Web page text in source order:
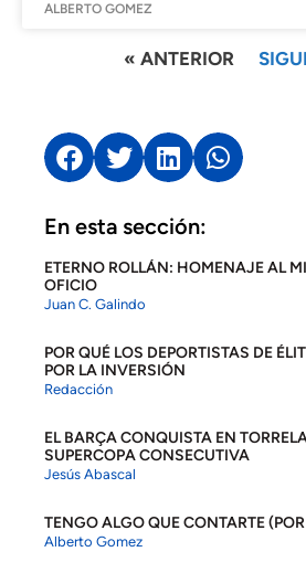
ALBERTO GOMEZ
« ANTERIOR
En esta sección:
ETERNO ROLLÁN: HOMENAJE AL
OFICIO
Juan C. Galindo
POR QUÉ LOS DEPORTISTAS DE
POR LA INVERSIÓN
Redacción
EL BARÇA CONQUISTA EN
SUPERCOPA CONSECUTIVA
Jesús Abascal
TENGO ALGO QUE CONTARTE
Alberto Gomez